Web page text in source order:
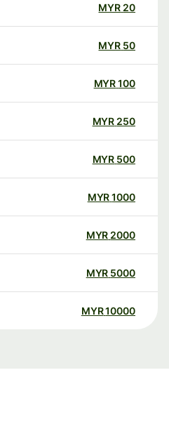
20
MYR
50
MYR
100
MYR
250
MYR
500
MYR
1000
MYR
2000
MYR
5000
MYR
10000
MYR